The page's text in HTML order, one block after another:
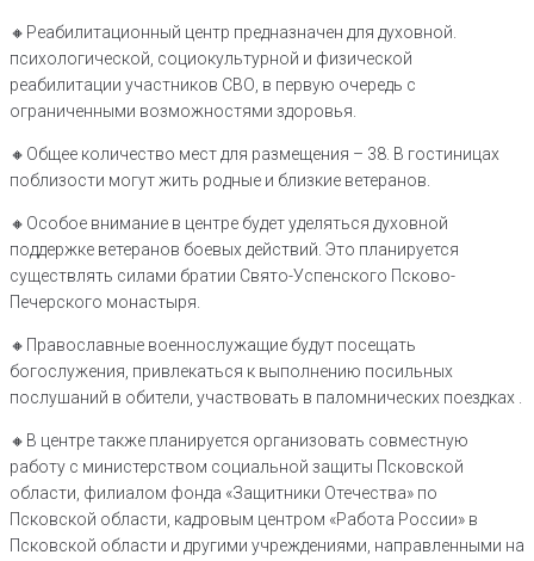
🔸Реабилитационный центр предназначен для духовной.
психологической, социокультурной и физической
реабилитации участников СВО, в первую очередь с
ограниченными возможностями здоровья.
🔸Общее количество мест для размещения – 38. В гостиницах
поблизости могут жить родные и близкие ветеранов.
🔸Особое внимание в центре будет уделяться духовной
поддержке ветеранов боевых действий. Это планируется
существлять силами братии Свято-Успенского Псково-
Печерского монастыря.
🔸Православные военнослужащие будут посещать
богослужения, привлекаться к выполнению посильных
послушаний в обители, участвовать в паломнических поездках .
🔸В центре также планируется организовать совместную
работу с министерством социальной защиты Псковской
области, филиалом фонда «Защитники Отечества» по
Псковской области, кадровым центром «Работа России» в
Псковской области и другими учреждениями, направленными на